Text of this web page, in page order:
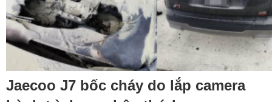
Jaecoo J7 bốc cháy do lắp camera